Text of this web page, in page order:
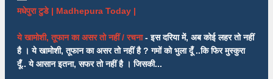
मधेपुरा टुडे | Madhepura Today |
ये खामोशी, तूफान का असर तो नहीं / रचना-इस दरिया में, अब कोई लहर तो नहीं
है । ये खामोशी, तूफान का असर तो नहीं है ? गमों को भुला दूँ ..कि फिर मुस्कुरा
दूँ.. ये आसान इतना, सफर तो नहीं है । जिसकी...